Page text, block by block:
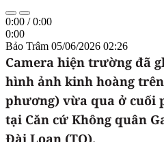
0:00 /0:00
0:00
Bảo Trâm 05/06/2026 02:26
Camera hiện trường đã
hình ảnh kinh hoàng
phương) vừa qua ở cuối
tại Căn cứ Không quân
Đài Loan (TQ).